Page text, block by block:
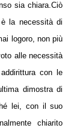
sia chiara.Ciò
la necessità di
logoro, non più
alle necessità
con le
dimostra di
lei, con il suo
chiarito